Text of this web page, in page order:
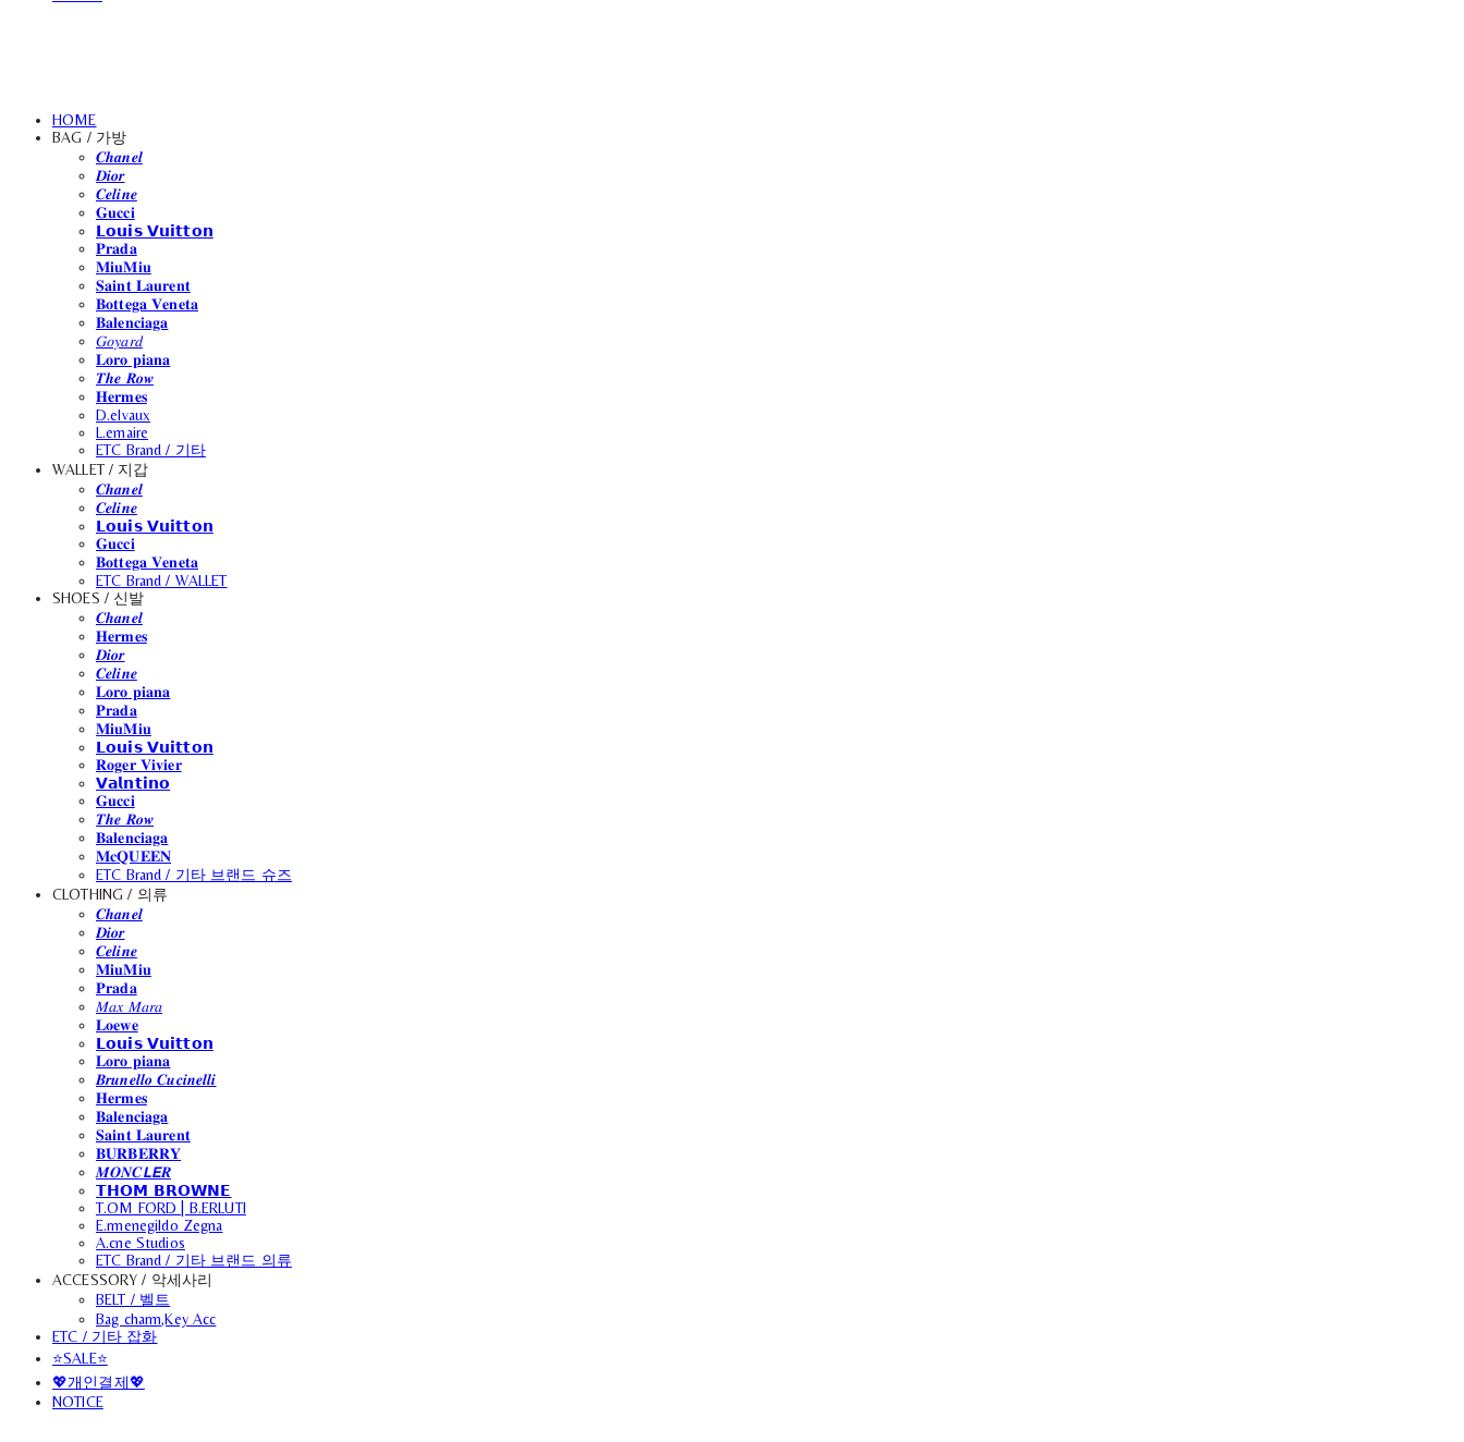
HOME
BAG / 가방
𝑪𝒉𝒂𝒏𝒆𝒍
𝑫𝒊𝒐𝒓
𝑪𝒆𝒍𝒊𝒏𝒆
𝐆𝐮𝐜𝐜𝐢
𝗟𝗼𝘂𝗶𝘀 𝗩𝘂𝗶𝘁𝘁𝗼𝗻
𝐏𝐫𝐚𝐝𝐚
𝐌𝐢𝐮𝐌𝐢𝐮
𝐒𝐚𝐢𝐧𝐭 𝐋𝐚𝐮𝐫𝐞𝐧𝐭
𝐁𝐨𝐭𝐭𝐞𝐠𝐚 𝐕𝐞𝐧𝐞𝐭𝐚
𝐁𝐚𝐥𝐞𝐧𝐜𝐢𝐚𝐠𝐚
𝐺𝑜𝑦𝑎𝑟𝑑
𝐋𝐨𝐫𝐨 𝐩𝐢𝐚𝐧𝐚
𝑻𝒉𝒆 𝑹𝒐𝒘
𝐇𝐞𝐫𝐦𝐞𝐬
D.elvaux
L.emaire
ETC Brand / 기타
WALLET / 지갑
𝑪𝒉𝒂𝒏𝒆𝒍
𝑪𝒆𝒍𝒊𝒏𝒆
𝗟𝗼𝘂𝗶𝘀 𝗩𝘂𝗶𝘁𝘁𝗼𝗻
𝐆𝐮𝐜𝐜𝐢
𝐁𝐨𝐭𝐭𝐞𝐠𝐚 𝐕𝐞𝐧𝐞𝐭𝐚
ETC Brand / WALLET
SHOES / 신발
𝑪𝒉𝒂𝒏𝒆𝒍
𝐇𝐞𝐫𝐦𝐞𝐬
𝑫𝒊𝒐𝒓
𝑪𝒆𝒍𝒊𝒏𝒆
𝐋𝐨𝐫𝐨 𝐩𝐢𝐚𝐧𝐚
𝐏𝐫𝐚𝐝𝐚
𝐌𝐢𝐮𝐌𝐢𝐮
𝗟𝗼𝘂𝗶𝘀 𝗩𝘂𝗶𝘁𝘁𝗼𝗻
𝐑𝐨𝐠𝐞𝐫 𝐕𝐢𝐯𝐢𝐞𝐫
𝗩𝗮𝗹𝗻𝘁𝗶𝗻𝗼
𝐆𝐮𝐜𝐜𝐢
𝑻𝒉𝒆 𝑹𝒐𝒘
𝐁𝐚𝐥𝐞𝐧𝐜𝐢𝐚𝐠𝐚
𝐌𝐜𝐐𝐔𝐄𝐄𝐍
ETC Brand / 기타 브랜드 슈즈
CLOTHING / 의류
𝑪𝒉𝒂𝒏𝒆𝒍
𝑫𝒊𝒐𝒓
𝑪𝒆𝒍𝒊𝒏𝒆
𝐌𝐢𝐮𝐌𝐢𝐮
𝐏𝐫𝐚𝐝𝐚
𝑀𝑎𝑥 𝑀𝑎𝑟𝑎
𝐋𝐨𝐞𝐰𝐞
𝗟𝗼𝘂𝗶𝘀 𝗩𝘂𝗶𝘁𝘁𝗼𝗻
𝐋𝐨𝐫𝐨 𝐩𝐢𝐚𝐧𝐚
𝑩𝒓𝒖𝒏𝒆𝒍𝒍𝒐 𝑪𝒖𝒄𝒊𝒏𝒆𝒍𝒍𝒊
𝐇𝐞𝐫𝐦𝐞𝐬
𝐁𝐚𝐥𝐞𝐧𝐜𝐢𝐚𝐠𝐚
𝐒𝐚𝐢𝐧𝐭 𝐋𝐚𝐮𝐫𝐞𝐧𝐭
𝐁𝐔𝐑𝐁𝐄𝐑𝐑𝐘
𝑴𝑶𝑵𝑪𝙇𝙀𝑹
𝗧𝗛𝗢𝗠 𝗕𝗥𝗢𝗪𝗡𝗘
T.OM FORD | B.ERLUTI
E.rmenegildo Zegna
A.cne Studios
ETC Brand / 기타 브랜드 의류
ACCESSORY / 악세사리
BELT / 벨트
Bag charm,Key Acc
ETC / 기타 잡화
⭐SALE⭐
💖개인결제💖
NOTICE